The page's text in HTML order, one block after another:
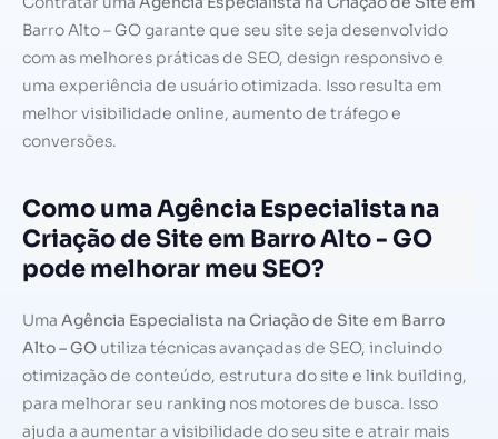
Barro Alto – GO garante que seu site seja desenvolvido
com as melhores práticas de SEO, design responsivo e
uma experiência de usuário otimizada. Isso resulta em
melhor visibilidade online, aumento de tráfego e
conversões.
Como uma Agência Especialista na
Criação de Site em Barro Alto - GO
pode melhorar meu SEO?
Uma Agência Especialista na Criação de Site em Barro
Alto – GO utiliza técnicas avançadas de SEO, incluindo
otimização de conteúdo, estrutura do site e link building,
para melhorar seu ranking nos motores de busca. Isso
ajuda a aumentar a visibilidade do seu site e atrair mais